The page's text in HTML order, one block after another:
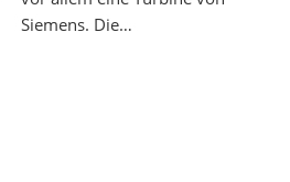
Siemens. Die…